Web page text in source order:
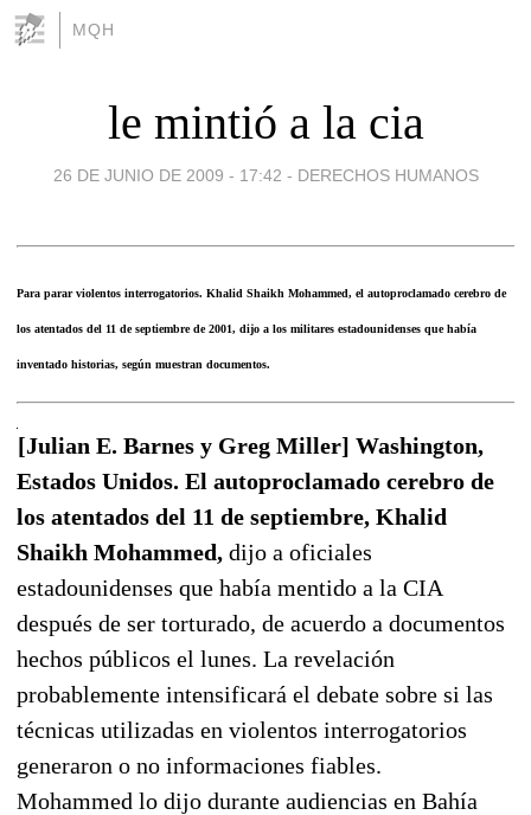
MQH
le mintió a la cia
26 DE JUNIO DE 2009 - 17:42 - DERECHOS HUMANOS
Para parar violentos interrogatorios. Khalid Shaikh Mohammed, el autoproclamado cerebro de
los atentados del 11 de septiembre de 2001, dijo a los militares estadounidenses que había
inventado historias, según muestran documentos.
[Julian E. Barnes y Greg Miller] Washington,
Estados Unidos. El autoproclamado cerebro de
los atentados del 11 de septiembre, Khalid
Shaikh Mohammed, dijo a oficiales
estadounidenses que había mentido a la CIA
después de ser torturado, de acuerdo a documentos
hechos públicos el lunes. La revelación
probablemente intensificará el debate sobre si las
técnicas utilizadas en violentos interrogatorios
generaron o no informaciones fiables.
Mohammed lo dijo durante audiencias en Bahía